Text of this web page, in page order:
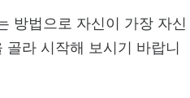
방법으로 자신이 가장 자신
라 시작해 보시기 바랍니